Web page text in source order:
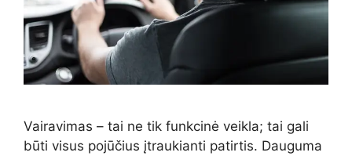
Vairavimas – tai ne tik funkcinė veikla; tai gali
būti visus pojūčius įtraukianti patirtis. Dauguma